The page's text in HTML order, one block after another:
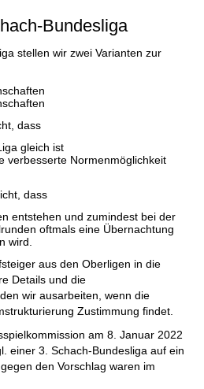
Bundesliga
stellen wir zwei Varianten zur
dass
gleich ist
verbesserte Normenmöglichkeit
dass
entstehen und zumindest bei der
oftmals eine Übernachtung
wird.
aus den Oberligen in die
Details und die
wir ausarbeiten, wenn die
Zustimmung findet.
am 8. Januar 2022
einer 3. Schach-Bundesliga auf ein
den Vorschlag waren im